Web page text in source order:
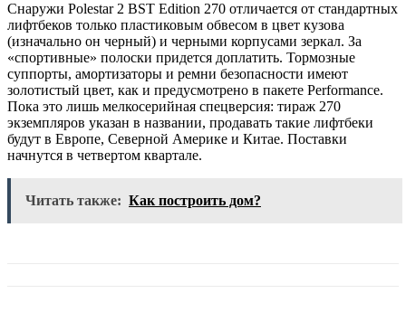
Снаружи Polestar 2 BST Edition 270 отличается от стандартных
лифтбеков только пластиковым обвесом в цвет кузова
(изначально он черный) и черными корпусами зеркал. За
«спортивные» полоски придется доплатить. Тормозные
суппорты, амортизаторы и ремни безопасности имеют
золотистый цвет, как и предусмотрено в пакете Performance.
Пока это лишь мелкосерийная спецверсия: тираж 270
экземпляров указан в названии, продавать такие лифтбеки
будут в Европе, Северной Америке и Китае. Поставки
начнутся в четвертом квартале.
Читать также: Как построить дом?